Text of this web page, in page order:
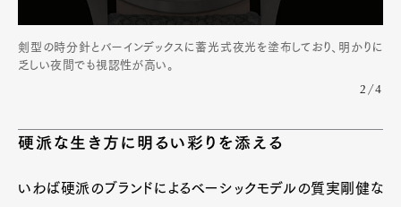
剣型の時分針とバーインデックスに蓄光式夜光を塗布しており、明かりに
乏しい夜間でも視認性が高い。
2/4
硬派な生き方に明るい彩りを添える
いわば硬派のブランドによるベーシックモデルの質実剛健な